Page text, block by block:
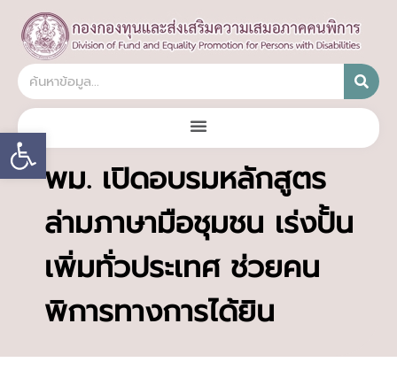
Open toolbar
พม. เปิดอบรมหลักสูตร
ล่ามภาษามือชุมชน เร่งปั้น
เพิ่มทั่วประเทศ ช่วยคน
พิการทางการได้ยิน